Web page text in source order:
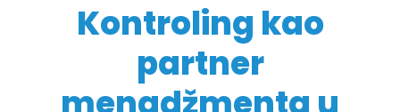
Kontroling kao
partner